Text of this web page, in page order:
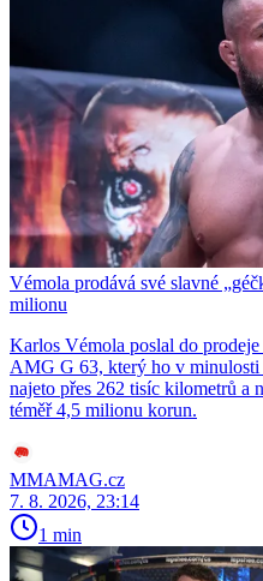
Vémola prodává své slavné
milionu
Karlos Vémola poslal do
AMG G 63, který ho v
najeto přes 262 tisíc kilometrů a
téměř 4,5 milionu korun.
MMAMAG.cz
7. 8. 2026, 23:14
1 min